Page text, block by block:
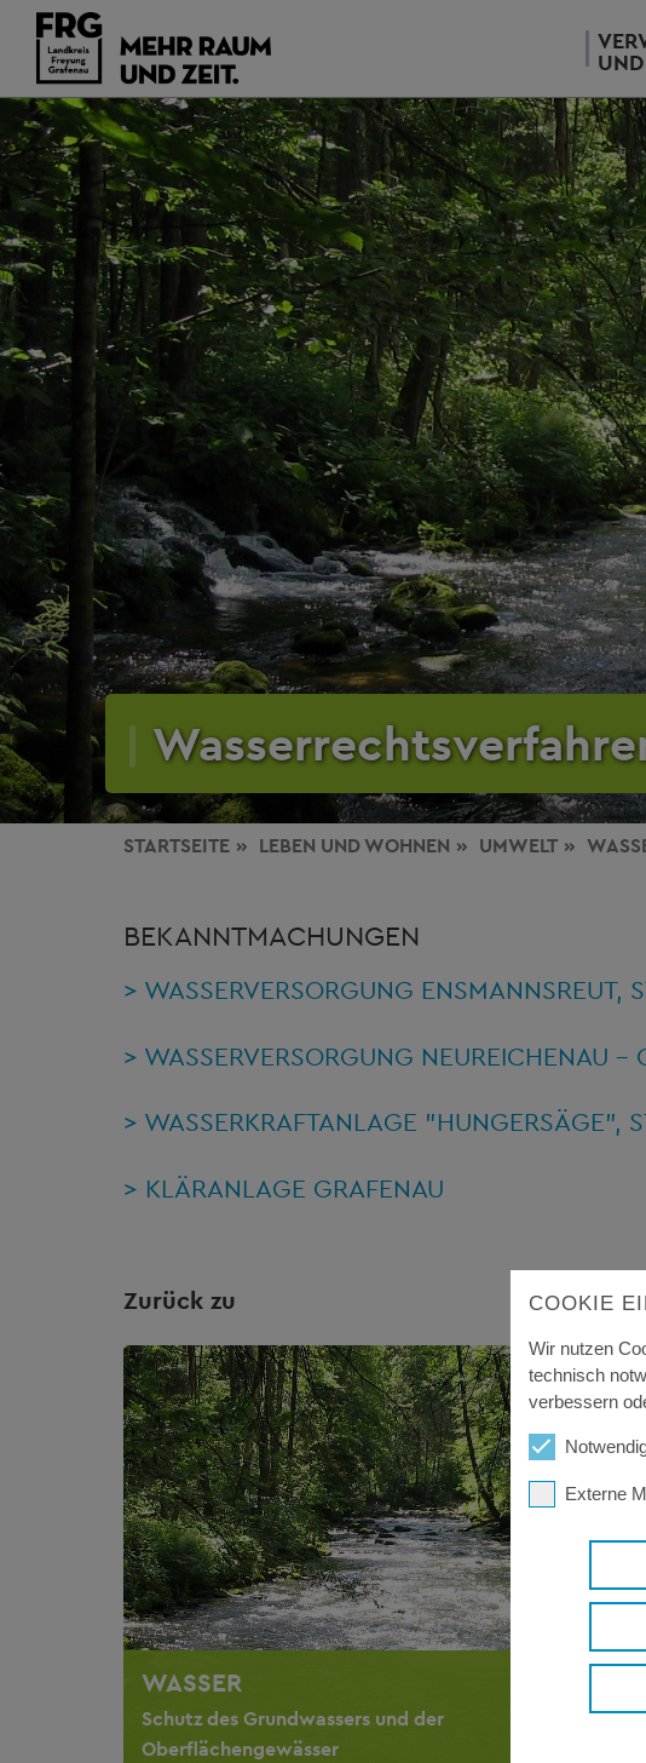
STARTSEITE LEBEN UND WOHNEN UMWELT
BEKANNTMACHUNGEN
> WASSERVERSORGUNG ENSMANNSREUT,
> WASSERVERSORGUNG NEUREICHENAU -
> WASSERKRAFTANLAGE "HUNGERSÄGE",
> KLÄRANLAGE GRAFENAU
Zurück zu
WASSER
Schutz des Grundwassers und der
Oberflächengewässer
COOKIE
Wir nutzen
technisch
verbessern
Externe